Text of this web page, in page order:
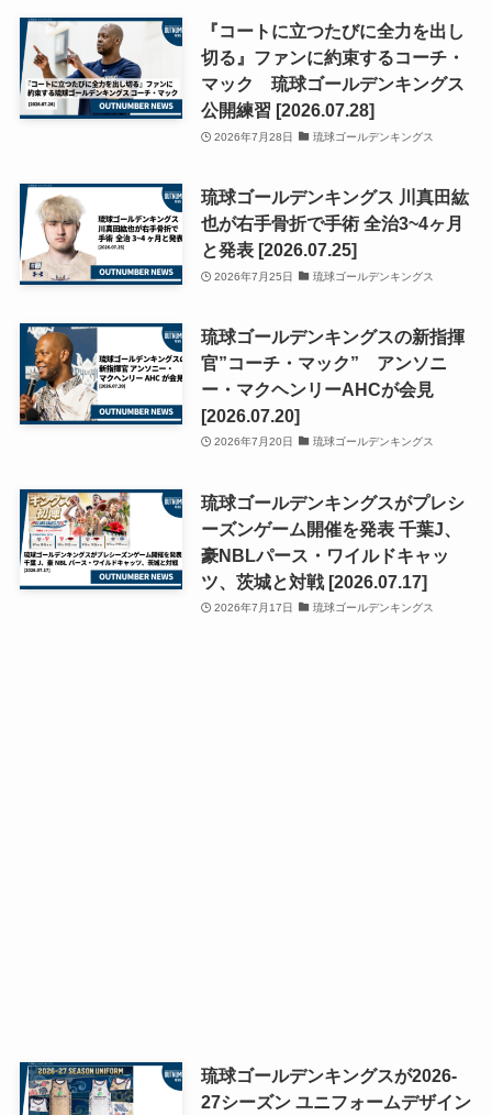
『コートに立つたびに全力を出し
切る』ファンに約束するコーチ・
マック 琉球ゴールデンキングス
公開練習 [2026.07.28]
2026年7月28日 琉球ゴールデンキングス
琉球ゴールデンキングス 川真田紘
也が右手骨折で手術 全治3~4ヶ月
と発表 [2026.07.25]
2026年7月25日 琉球ゴールデンキングス
琉球ゴールデンキングスの新指揮
官”コーチ・マック” アンソニ
ー・マクヘンリーAHCが会見
[2026.07.20]
2026年7月20日 琉球ゴールデンキングス
琉球ゴールデンキングスがプレシ
ーズンゲーム開催を発表 千葉J、
豪NBLパース・ワイルドキャッ
ツ、茨城と対戦 [2026.07.17]
2026年7月17日 琉球ゴールデンキングス
琉球ゴールデンキングスが2026-
27シーズン ユニフォームデザイン